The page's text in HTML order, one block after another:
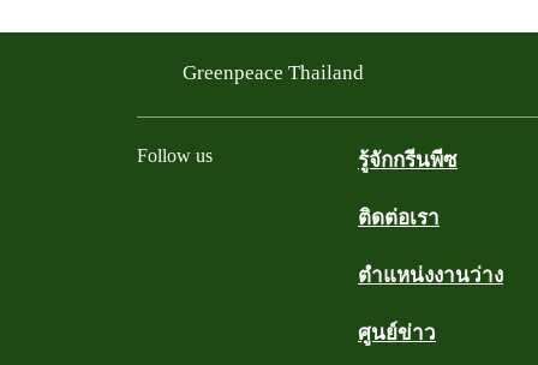
Greenpeace Thailand
Follow us รู้จักกรีนพีซ
ติดต่อเรา
ตำแหน่งงานว่าง
ศูนย์ข่าว